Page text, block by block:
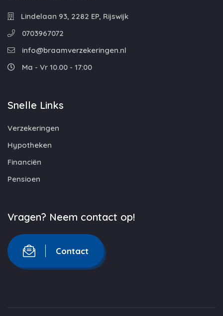
Lindelaan 93, 2282 EP, Rijswijk
0703967072
info@braamverzekeringen.nl
Ma - Vr 10.00 - 17:00
Snelle Links
Verzekeringen
Hypotheken
Financiën
Pensioen
Vragen? Neem contact op!
Contact